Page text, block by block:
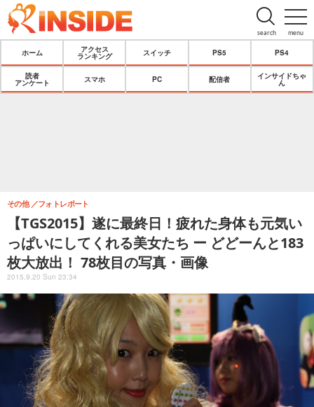
menu
search
ホーム
アクセス
ランキング
スイッチ PS5 PS4
読者
アンケート
スマホ PC 配信者
インサイドちゃ
ん
【TGS2015】遂に最終日！疲れた身体も元気い
っぱいにしてくれる美女たち ー どどーんと183
枚大放出！ 78枚目の写真・画像
その他 フォトレポート
2015.9.20 Sun 23:34